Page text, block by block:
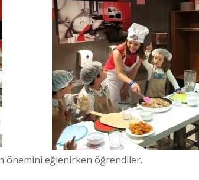
önemini eğlenirken öğrendiler.